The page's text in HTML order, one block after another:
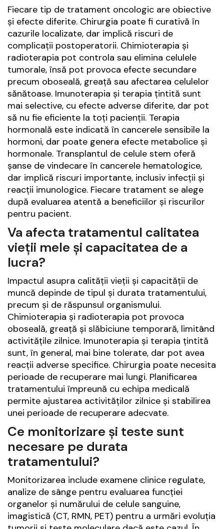
Fiecare tip de tratament oncologic are obiective
și efecte diferite. Chirurgia poate fi curativă în
cazurile localizate, dar implică riscuri de
complicații postoperatorii. Chimioterapia și
radioterapia pot controla sau elimina celulele
tumorale, însă pot provoca efecte secundare
precum oboseală, greață sau afectarea celulelor
sănătoase. Imunoterapia și terapia țintită sunt
mai selective, cu efecte adverse diferite, dar pot
să nu fie eficiente la toți pacienții. Terapia
hormonală este indicată în cancerele sensibile la
hormoni, dar poate genera efecte metabolice și
hormonale. Transplantul de celule stem oferă
șanse de vindecare în cancerele hematologice,
dar implică riscuri importante, inclusiv infecții și
reacții imunologice. Fiecare tratament se alege
după evaluarea atentă a beneficiilor și riscurilor
pentru pacient.
Va afecta tratamentul calitatea
vieții mele și capacitatea de a
lucra?
Impactul asupra calității vieții și capacității de
muncă depinde de tipul și durata tratamentului,
precum și de răspunsul organismului.
Chimioterapia și radioterapia pot provoca
oboseală, greață și slăbiciune temporară, limitând
activitățile zilnice. Imunoterapia și terapia țintită
sunt, în general, mai bine tolerate, dar pot avea
reacții adverse specifice. Chirurgia poate necesita
perioade de recuperare mai lungi. Planificarea
tratamentului împreună cu echipa medicală
permite ajustarea activităților zilnice și stabilirea
unei perioade de recuperare adecvate.
Ce monitorizare și teste sunt
necesare pe durata
tratamentului?
Monitorizarea include examene clinice regulate,
analize de sânge pentru evaluarea funcției
organelor și numărului de celule sanguine,
imagistică (CT, RMN, PET) pentru a urmări evoluția